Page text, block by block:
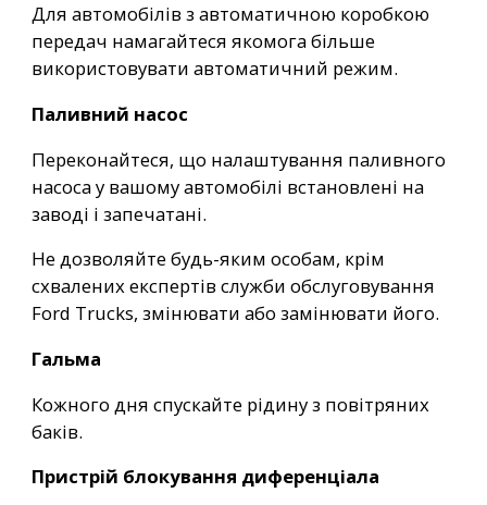
Для автомобілів з автоматичною коробкою
передач намагайтеся якомога більше
використовувати автоматичний режим.
Паливний насос
Переконайтеся, що налаштування паливного
насоса у вашому автомобілі встановлені на
заводі і запечатані.
Не дозволяйте будь-яким особам, крім
схвалених експертів служби обслуговування
Ford Trucks, змінювати або замінювати його.
Гальма
Кожного дня спускайте рідину з повітряних
баків.
Пристрій блокування диференціала